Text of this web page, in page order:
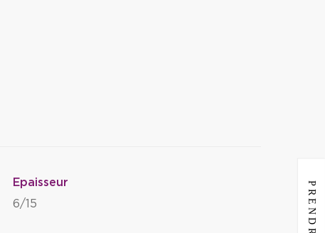
Epaisseur
6/15